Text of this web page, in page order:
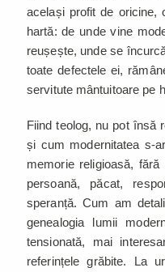
același profit de oricine,
hartă: de unde vine
reușește, unde se
toate defectele ei,
servitute mântuitoare pe
Fiind teolog, nu pot însă
și cum modernitatea s-
memorie religioasă,
persoană, păcat,
speranță. Cum am
genealogia lumii
tensionată, mai
referințele grăbite. La